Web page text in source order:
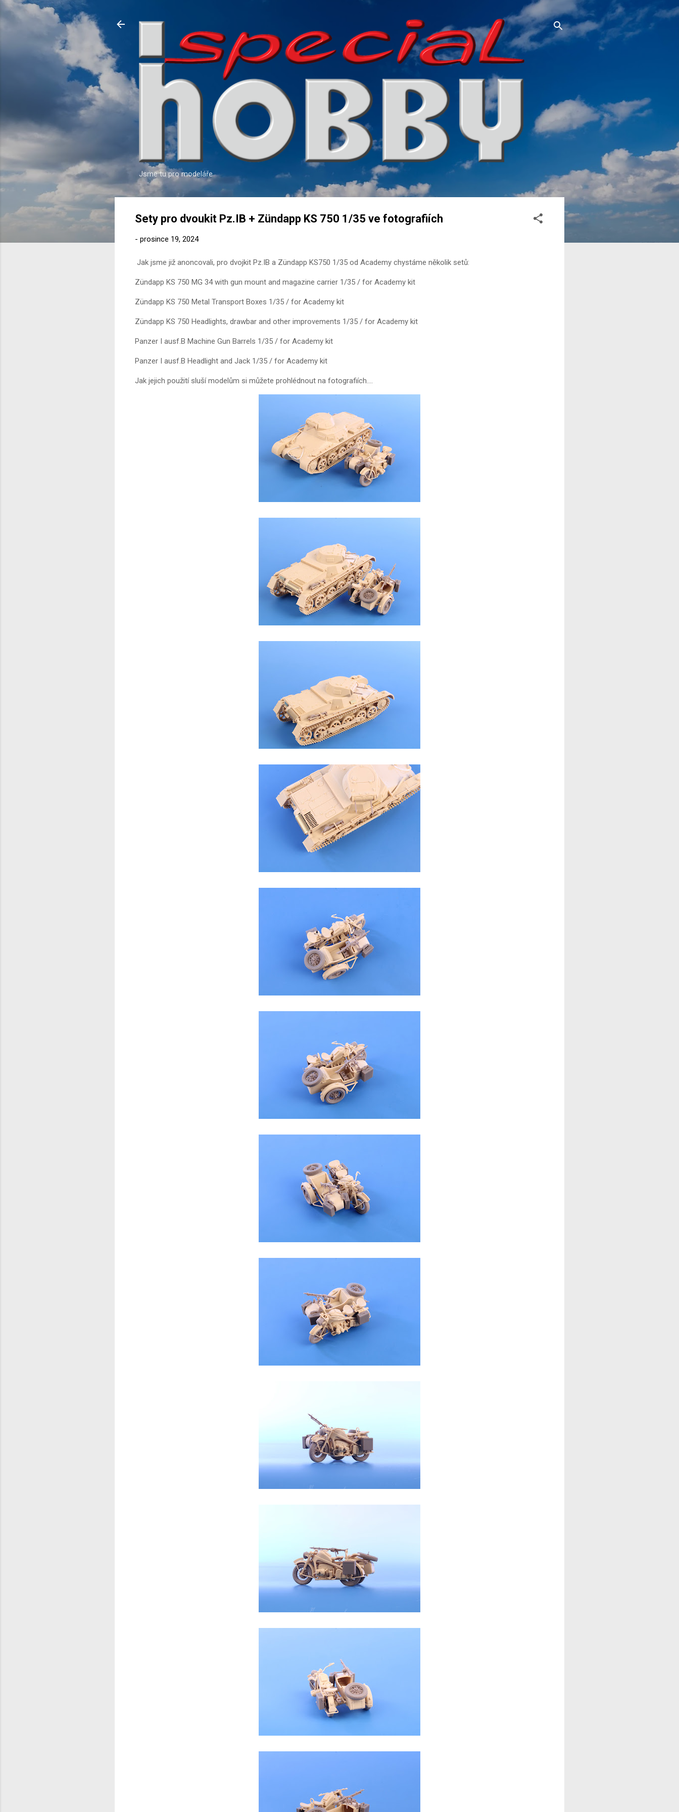
Jsme tu pro modeláře
Sety pro dvoukit Pz.IB + Zündapp KS 750 1/35 ve fotografiích
- prosince 19, 2024
Jak jsme již anoncovali, pro dvojkit Pz.IB a Zündapp KS750 1/35 od Academy chystáme několik setů:
Zündapp KS 750 MG 34 with gun mount and magazine carrier 1/35 / for Academy kit
Zündapp KS 750 Metal Transport Boxes 1/35 / for Academy kit
Zündapp KS 750 Headlights, drawbar and other improvements 1/35 / for Academy kit
Panzer I ausf.B Machine Gun Barrels 1/35 / for Academy kit
Panzer I ausf.B Headlight and Jack 1/35 / for Academy kit
Jak jejich použití sluší modelům si můžete prohlédnout na fotografiích....